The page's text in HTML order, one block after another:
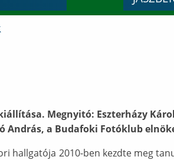
Megnyitó: Eszterházy
András, a Budafoki Fotóklub
hallgatója 2010-ben kezdte meg